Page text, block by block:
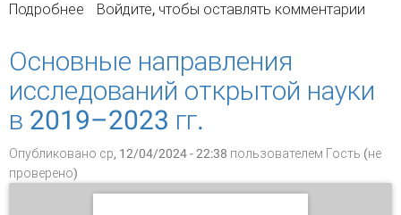
Подробнее о Организация научной работы в центральных
Войдите, чтобы оставлять комментарии
Основные направления
исследований открытой науки
в 2019–2023 гг.
Опубликовано ср, 12/04/2024 - 22:38 пользователем Гость (не
проверено)